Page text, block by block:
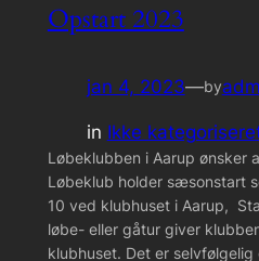
Opstart 2023
jan 4, 2023—by
in Ikke
Løbeklubben i Aarup ønsker
Løbeklub holder sæsonstart
10 ved klubhuset i Aarup,
løbe- eller gåtur giver
klubhuset. Det er